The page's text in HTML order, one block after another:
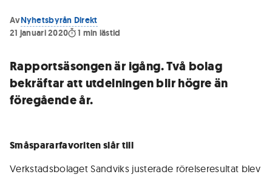
AvNyhetsbyrån Direkt
21 januari 2020
1 min lästid
Rapportsäsongen är igång. Två bolag
bekräftar att utdelningen blir högre än
föregående år.
Småspararfavoriten slår till
Verkstadsbolaget Sandviks justerade rörelseresultat blev